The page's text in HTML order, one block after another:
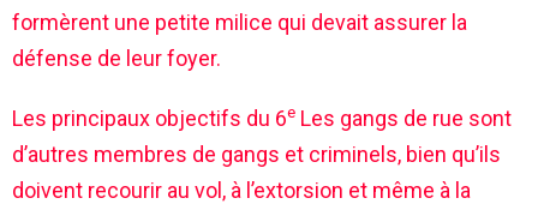
formèrent une petite milice qui devait assurer la
défense de leur foyer.
Les principaux objectifs du 6e Les gangs de rue sont
d’autres membres de gangs et criminels, bien qu’ils
doivent recourir au vol, à l’extorsion et même à la